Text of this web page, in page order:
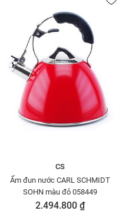
CS
Ấm đun nước CARL SCHMIDT
SOHN màu đỏ 058449
2.494.800 ₫